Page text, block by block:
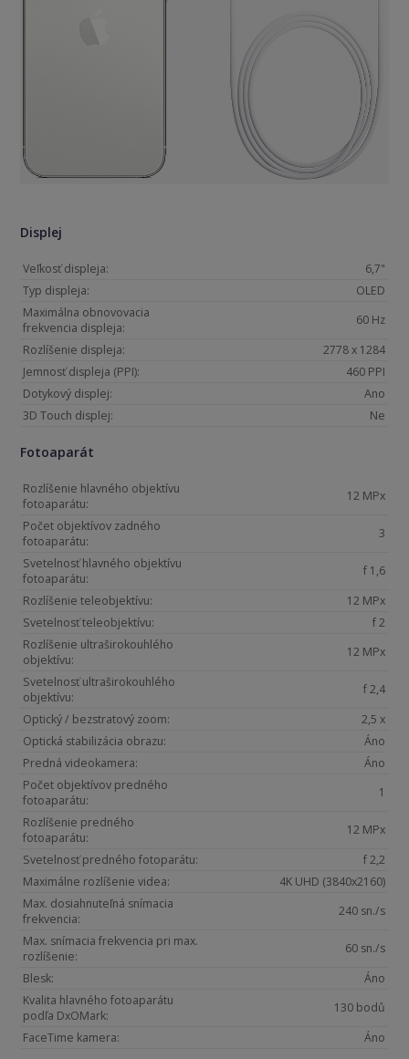
Displej
Veľkosť displeja:
6,7"
Typ displeja:
OLED
Maximálna obnovovacia
frekvencia displeja:
60 Hz
Rozlíšenie displeja:
2778 x 1284
Jemnosť displeja (PPI):
460 PPI
Dotykový displej:
Ano
3D Touch displej:
Ne
Fotoaparát
Rozlíšenie hlavného objektívu
fotoaparátu:
12 MPx
Počet objektívov zadného
fotoaparátu:
3
Svetelnosť hlavného objektívu
fotoaparátu:
f 1,6
Rozlíšenie teleobjektívu:
12 MPx
Svetelnosť teleobjektívu:
f 2
Rozlíšenie ultraširokouhlého
objektívu:
12 MPx
Svetelnosť ultraširokouhlého
objektívu:
f 2,4
Optický / bezstratový zoom:
2,5 x
Optická stabilizácia obrazu:
Áno
Predná videokamera:
Áno
Počet objektívov predného
fotoaparátu:
1
Rozlíšenie predného
fotoaparátu:
12 MPx
Svetelnosť predného fotoparátu:
f 2,2
Maximálne rozlíšenie videa:
4K UHD (3840x2160)
Max. dosiahnuteľná snímacia
frekvencia:
240 sn./s
Max. snímacia frekvencia pri max.
rozlíšenie:
60 sn./s
Blesk:
Áno
Kvalita hlavného fotoaparátu
podľa DxOMark:
130 bodů
FaceTime kamera:
Áno